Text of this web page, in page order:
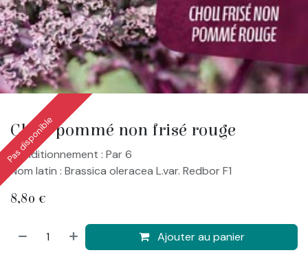
Chou pommé non frisé rouge
Pas disponible
Conditionnement : Par 6
Nom latin : Brassica oleracea L.var. Redbor F1
8,80 €
Ajouter au panier